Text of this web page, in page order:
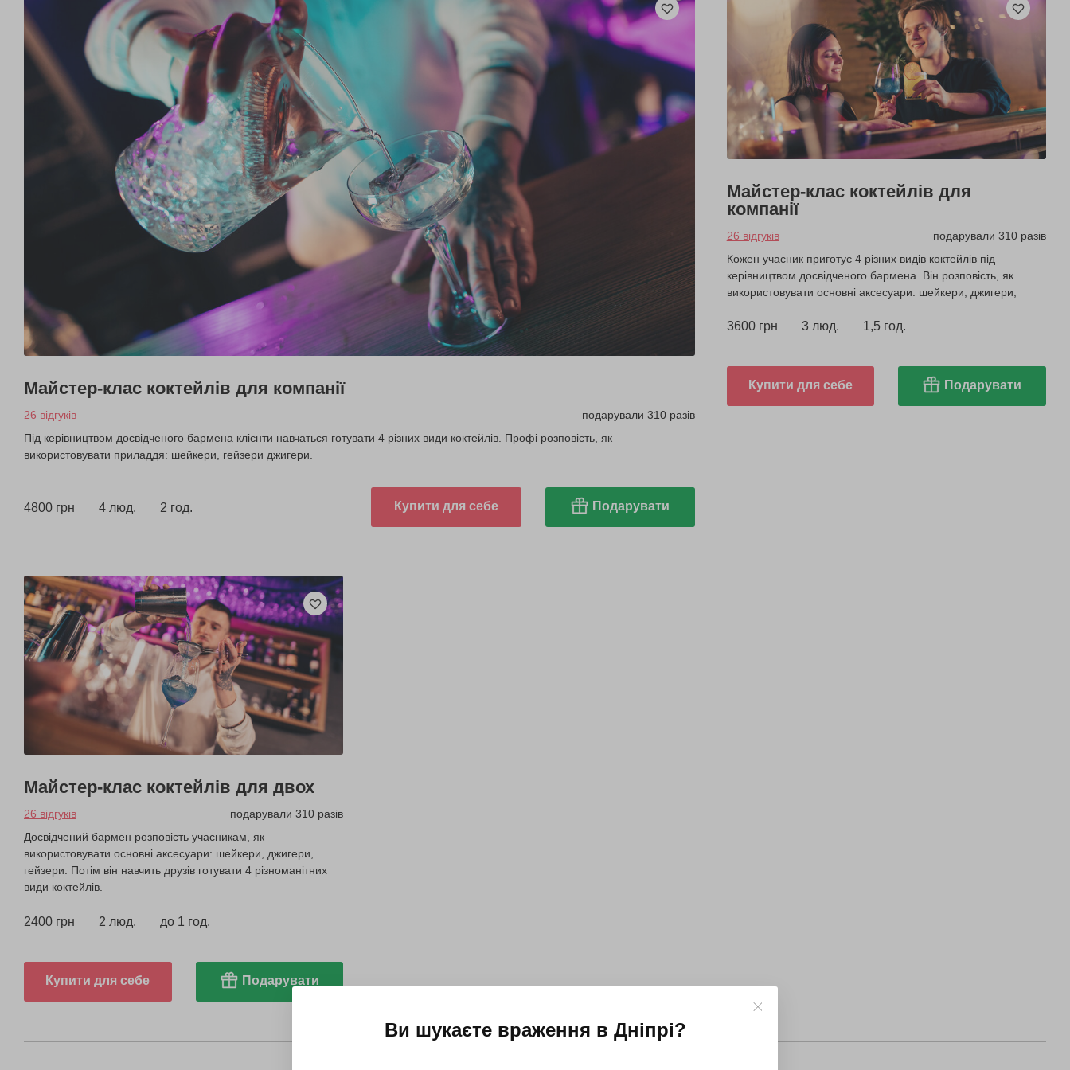
Майстер-клас коктейлів для компанії
26 відгуків
подарували 310 разів
Під керівництвом досвідченого бармена клієнти навчаться готувати 4 різних види коктейлів. Профі розповість, як
використовувати приладдя: шейкери, гейзери джигери.
4800 грн 4 люд. 2 год. Купити для себе Подарувати
Майстер-клас коктейлів для
компанії
26 відгуків
подарували 310 разів
Кожен учасник приготує 4 різних видів коктейлів під
керівництвом досвідченого бармена. Він розповість, як
використовувати основні аксесуари: шейкери, джигери,
3600 грн 3 люд. 1,5 год.
Купити для себе Подарувати
Майстер-клас коктейлів для двох
26 відгуків
подарували 310 разів
Досвідчений бармен розповість учасникам, як
використовувати основні аксесуари: шейкери, джигери,
гейзери. Потім він навчить друзів готувати 4 різноманітних
види коктейлів.
2400 грн 2 люд. до 1 год.
Купити для себе Подарувати
Ви шукаєте враження в Дніпрі?